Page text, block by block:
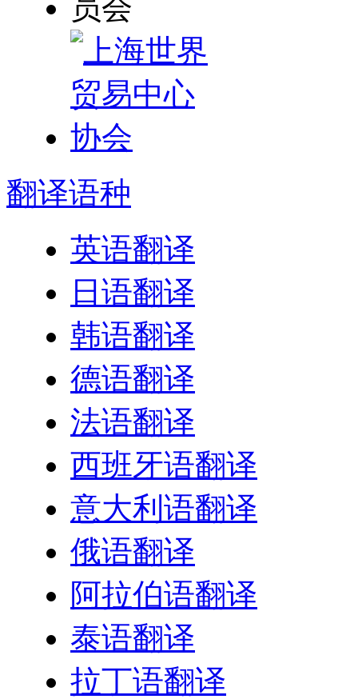
翻译语种
英语翻译
日语翻译
韩语翻译
德语翻译
法语翻译
西班牙语翻译
意大利语翻译
俄语翻译
阿拉伯语翻译
泰语翻译
拉丁语翻译